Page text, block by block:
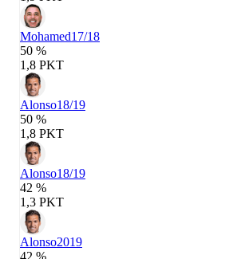
Mohamed17/18
50 %
1,8 PKT
Alonso18/19
50 %
1,8 PKT
Alonso18/19
42 %
1,3 PKT
Alonso2019